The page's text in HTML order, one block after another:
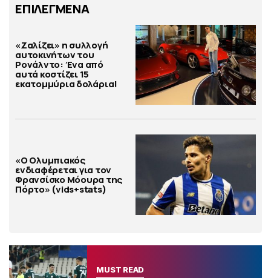
ΕΠΙΛΕΓΜΕΝΑ
«Ζαλίζει» η συλλογή
αυτοκινήτων του
Ρονάλντο: Ένα από
αυτά κοστίζει 15
εκατομμύρια δολάρια!
«Ο Ολυμπιακός
ενδιαφέρεται για τον
Φρανσίσκο Μόουρα της
Πόρτο» (vids+stats)
MUST READ